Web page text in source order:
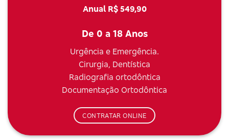
Anual R$ 549,90
De 0 a 18 Anos
Urgência e Emergência.
Cirurgia, Dentística
Radiografia ortodôntica
Documentação Ortodôntica
CONTRATAR ONLINE